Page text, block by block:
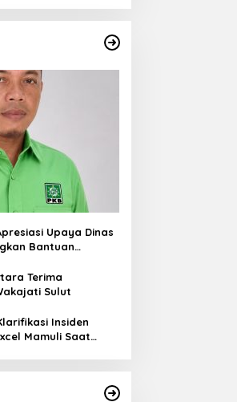
Upaya Dinas
Bantuan
Terima
Sulut
Insiden
Mamuli Saat